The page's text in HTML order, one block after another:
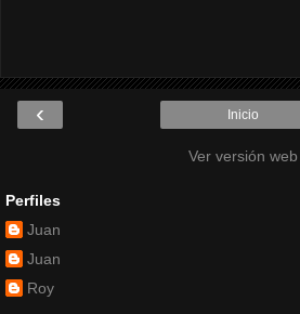
‹ Inicio
Ver versión web
Perfiles
Juan
Juan
Roy